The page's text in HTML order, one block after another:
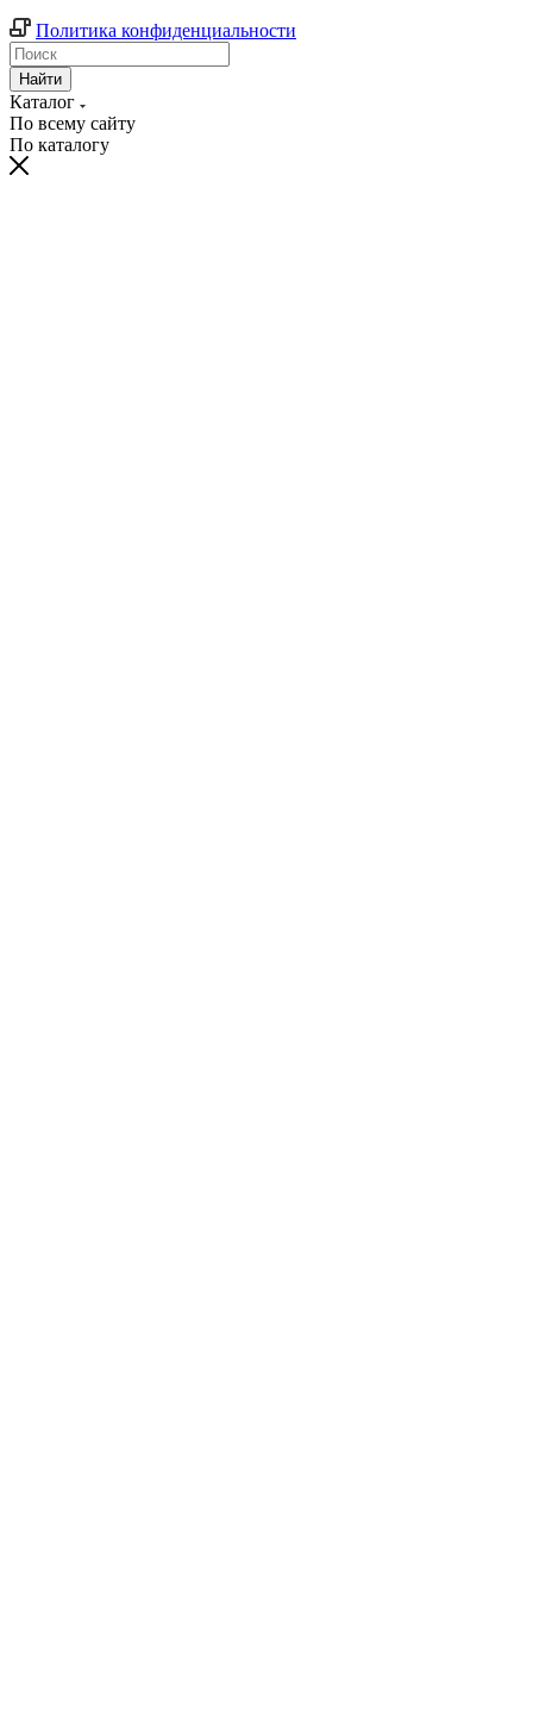
Политика конфиденциальности
Найти
Каталог
По всему сайту
По каталогу